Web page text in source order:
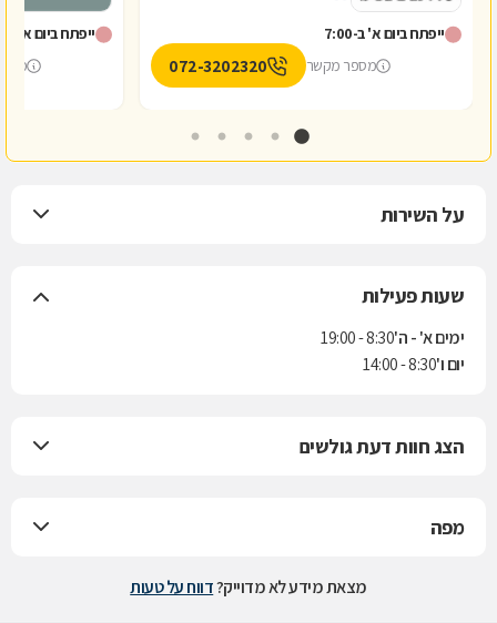
ייפתח ביום א' ב-7:00
מספר מקשר
072-3202320
ייפתח ביום א' ב-8:00
על השירות
שעות פעילות
ימים א' - ה'8:30 - 19:00
יום ו'8:30 - 14:00
הצג חוות דעת גולשים
מפה
מצאת מידע לא מדוייק?דווח על טעות